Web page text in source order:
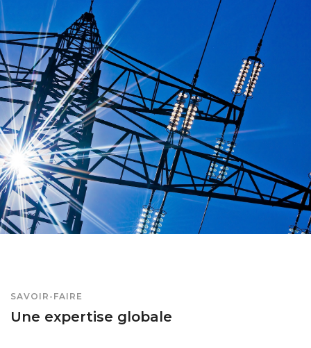
SAVOIR-FAIRE
Une expertise globale